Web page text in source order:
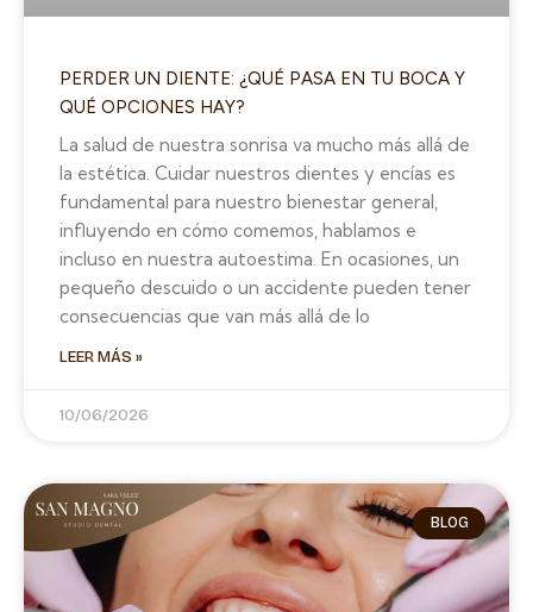
PERDER UN DIENTE: ¿QUÉ PASA EN TU BOCA Y
QUÉ OPCIONES HAY?
La salud de nuestra sonrisa va mucho más allá de
la estética. Cuidar nuestros dientes y encías es
fundamental para nuestro bienestar general,
influyendo en cómo comemos, hablamos e
incluso en nuestra autoestima. En ocasiones, un
pequeño descuido o un accidente pueden tener
consecuencias que van más allá de lo
LEER MÁS »
10/06/2026
BLOG